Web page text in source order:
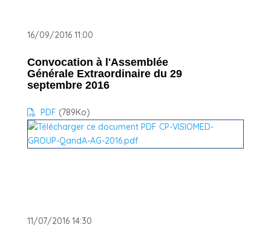
16/09/2016 11:00
Convocation à l'Assemblée
Générale Extraordinaire du 29
septembre 2016
PDF (789Ko)
11/07/2016 14:30